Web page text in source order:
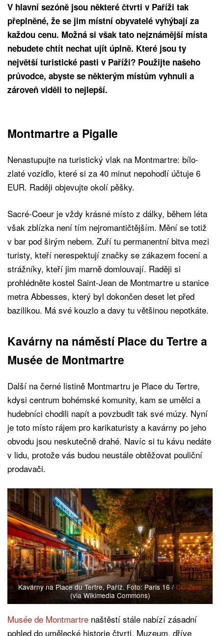
V hlavní sezóně jsou některé čtvrti v Paříži tak
přeplněné, že se jim místní obyvatelé vyhýbají za
každou cenu. Možná si však tato nejznámější místa
nebudete chtít nechat ujít úplně. Které jsou ty
největší turistické pasti v Paříži? Použijte našeho
průvodce, abyste se některým místům vyhnuli a
zároveň viděli to nejlepší.
Montmartre a Pigalle
Nenastupujte na turistický vlak na Montmartre: bílo-
zlaté vozidlo, které si za 40 minut nepohodlí účtuje 6
EUR. Raději objevujte okolí pěšky.
Sacré-Coeur je vždy krásné místo z dálky, během léta
však zblízka není tím nejromantičtějším. Mění se totiž
v bar pod širým nebem. Zuří tu permanentní bitva mezi
turisty, kteří nerespektují značky se zákazem focení a
strážníky, kteří jim marně domlouvají. Raději si
prohlédněte kostel Saint-Jean de Montmartre u stanice
metra Abbesses, který byl dokončen deset let před
bazilikou. Má své kouzlo a davy tu většinou nepotkáte.
Kavárny na náměstí Place du Tertre a
Musée de Montmartre
Další na černé listině Montmartru je Place du Tertre,
kdysi centrum bohémské komunity, kam se umělci a
hudebníci chodili napít a povzbudit tak své múzy. Nyní
je toto místo rájem pro karikaturisty a kavárny po jeho
obvodu jsou neskutečně drahé. Navíc si tu kávu nedáte
v lidu, protože vás budou neustále obtěžovat pouliční
prodavači.
Kavárny na Place du Tertre, Paříž. Foto: Paris 16 /CC-Zero
(via Wikimedia Commons)
Musée de Montmartre naštěstí stále nabízí zásadní
pohled do umělecké historie čtvrti. Muzeum, dříve